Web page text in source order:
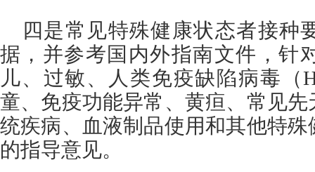
四是常见特殊健康状态者接种
据，并参考国内外指南文件，针
儿、过敏、人类免疫缺陷病毒（
童、免疫功能异常、黄疸、常见
统疾病、血液制品使用和其他特
的指导意见。